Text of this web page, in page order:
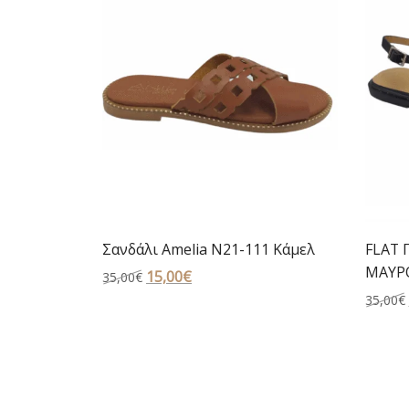
Σανδάλι Amelia N21-111 Κάμελ
35,00€ Original
15,00€Η
FLAT
35,00€